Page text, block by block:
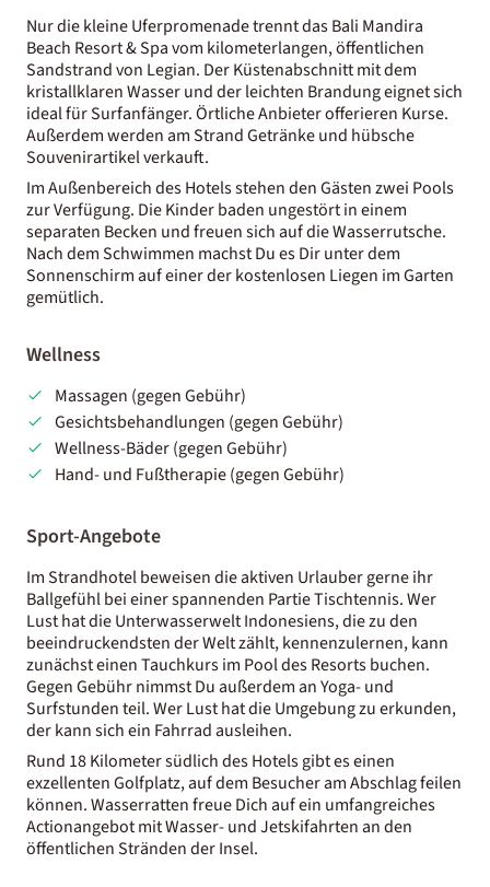
Nur die kleine Uferpromenade trennt das Bali Mandira
Beach Resort & Spa vom kilometerlangen, öffentlichen
Sandstrand von Legian. Der Küstenabschnitt mit dem
kristallklaren Wasser und der leichten Brandung eignet sich
ideal für Surfanfänger. Örtliche Anbieter offerieren Kurse.
Außerdem werden am Strand Getränke und hübsche
Souvenirartikel verkauft.
Im Außenbereich des Hotels stehen den Gästen zwei Pools
zur Verfügung. Die Kinder baden ungestört in einem
separaten Becken und freuen sich auf die Wasserrutsche.
Nach dem Schwimmen machst Du es Dir unter dem
Sonnenschirm auf einer der kostenlosen Liegen im Garten
gemütlich.
Wellness
Massagen (gegen Gebühr)
Gesichtsbehandlungen (gegen Gebühr)
Wellness-Bäder(gegen Gebühr)
Hand- und Fußtherapie(gegen Gebühr)
Sport-Angebote
Im Strandhotel beweisen die aktiven Urlauber gerne ihr
Ballgefühl bei einer spannenden Partie Tischtennis. Wer
Lust hat die Unterwasserwelt Indonesiens, die zu den
beeindruckendsten der Welt zählt, kennenzulernen, kann
zunächst einen Tauchkurs im Pool des Resorts buchen.
Gegen Gebühr nimmst Du außerdem an Yoga- und
Surfstunden teil. Wer Lust hat die Umgebung zu erkunden,
der kann sich ein Fahrrad ausleihen.
Rund 18 Kilometer südlich des Hotels gibt es einen
exzellenten Golfplatz, auf dem Besucher am Abschlag feilen
können. Wasserratten freue Dich auf ein umfangreiches
Actionangebot mit Wasser- und Jetskifahrten an den
öffentlichen Stränden der Insel.